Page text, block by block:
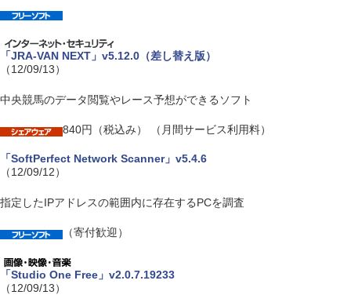
「JRA-VAN NEXT」v5.12.0（差し替え版）
（12/09/13）
中央競馬のデータ閲覧やレース予想ができるソフト
840円（税込み） （月間サービス利用料）
「SoftPerfect Network Scanner」v5.4.6
（12/09/12）
指定したIPアドレスの範囲内に存在するPCを調査
（寄付歓迎）
「Studio One Free」v2.0.7.19233
（12/09/13）